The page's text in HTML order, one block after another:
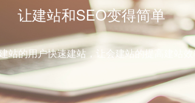
让建站和SEO变得简单
站的用户快速建站，让会建站的提高建站